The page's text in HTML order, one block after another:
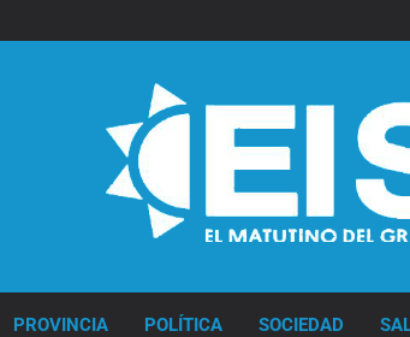
PROVINCIA POLÍTICA SOCIEDAD